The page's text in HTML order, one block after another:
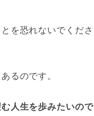
を恐れないでくださ
るのです。
人生を歩みたいので